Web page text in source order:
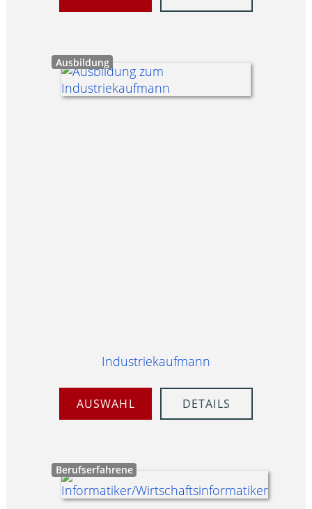
Ausbildung
Industriekaufmann
AUSWAHL DETAILS
Berufserfahrene